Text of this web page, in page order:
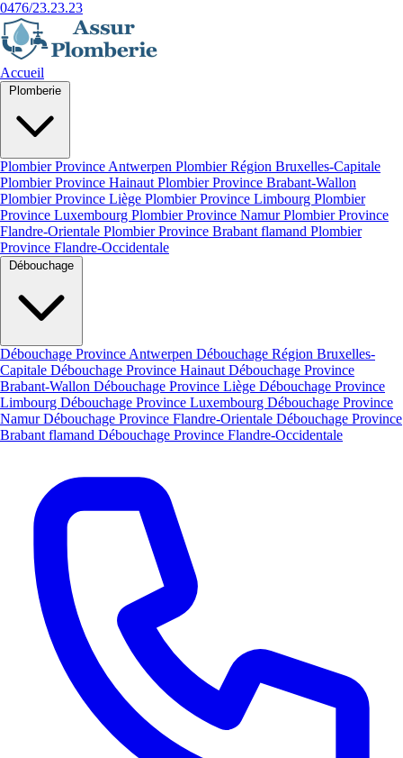
0476/23.23.23
Accueil
Plombier Province Antwerpen Plombier Région Bruxelles-Capitale
Plombier Province Hainaut Plombier Province Brabant-Wallon
Plombier Province Liège Plombier Province Limbourg Plombier
Province Luxembourg Plombier Province NamurPlombier Province
Flandre-Orientale Plombier Province Brabant flamand Plombier
Province Flandre-Occidentale
Débouchage Province Antwerpen Débouchage Région Bruxelles-
Capitale Débouchage Province Hainaut Débouchage Province
Brabant-Wallon Débouchage Province Liège Débouchage Province
Limbourg Débouchage Province Luxembourg Débouchage Province
NamurDébouchage Province Flandre-Orientale Débouchage Province
Brabant flamand Débouchage Province Flandre-Occidentale